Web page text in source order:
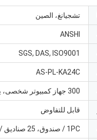
تشجيانغ، الصين
ANSHI
SGS, DAS, ISO9001
AS-PL-KA24C
300 جهاز كمبيوتر شخصى، يمكن التفاوض
قابل للتفاوض
1PC / صندوق، 25 صناديق / الكرتون